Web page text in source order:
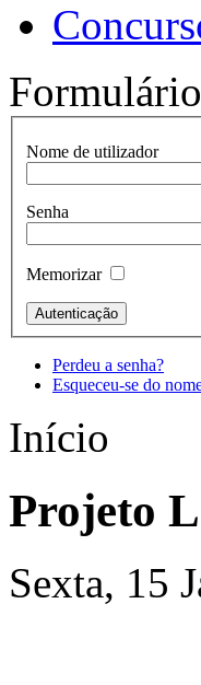
Nome de utilizador
Senha
Memorizar
Perdeu a senha?
Esqueceu-se do
Início
Projeto
Sexta, 15